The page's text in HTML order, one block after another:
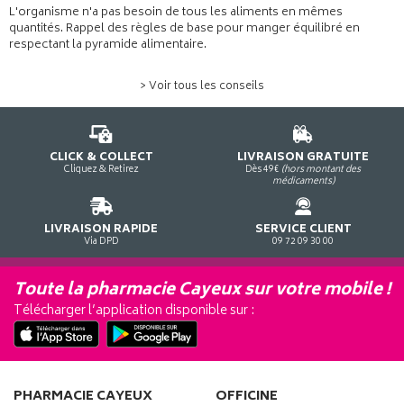
L'organisme n'a pas besoin de tous les aliments en mêmes
quantités. Rappel des règles de base pour manger équilibré en
respectant la pyramide alimentaire.
> Voir tous les conseils
CLICK & COLLECT
Cliquez & Retirez
LIVRAISON GRATUITE
Dès 49€ (hors montant des
médicaments)
LIVRAISON RAPIDE
Via DPD
SERVICE CLIENT
09 72 09 30 00
Toute la pharmacie Cayeux sur votre mobile !
Télécharger l’application disponible sur :
PHARMACIE CAYEUX OFFICINE